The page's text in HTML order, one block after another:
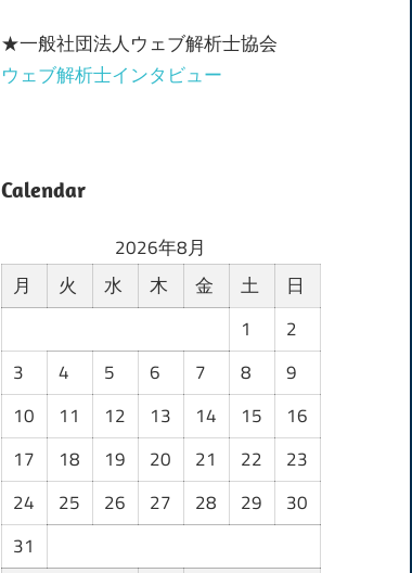
★一般社団法人ウェブ解析士協会
ウェブ解析士インタビュー
Calendar
2026年8月
月
火 水 木 金 土 日
1
2
3
4 5 6 7 8
9
10
11 12 13 14 15
16
17
18 19 20 21 22
23
24
25 26 27 28 29
30
31